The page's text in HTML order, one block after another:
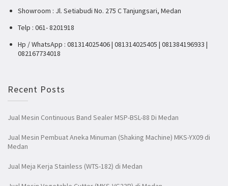
Showroom : Jl. Setiabudi No. 275 C Tanjungsari, Medan
Telp : 061- 8201918
Hp / WhatsApp : 081314025406 | 081314025405 | 081384196933 |
082167734018
Recent Posts
Jual Mesin Continuous Band Sealer MSP-BSL-88 Di Medan
Jual Mesin Pembuat Aneka Minuman (Shaking Machine) MKS-YX09 di
Medan
Jual Meja Kerja Stainless (WTS-182) di Medan